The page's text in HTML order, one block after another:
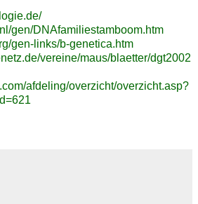
gen/DNAfamiliestamboom.htm
gen-links/b-genetica.htm
vereine/maus/blaetter/dgt2002
afdeling/overzicht/overzicht.asp?